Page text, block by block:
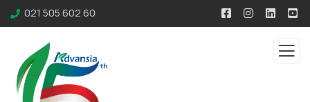
021 505 602 60